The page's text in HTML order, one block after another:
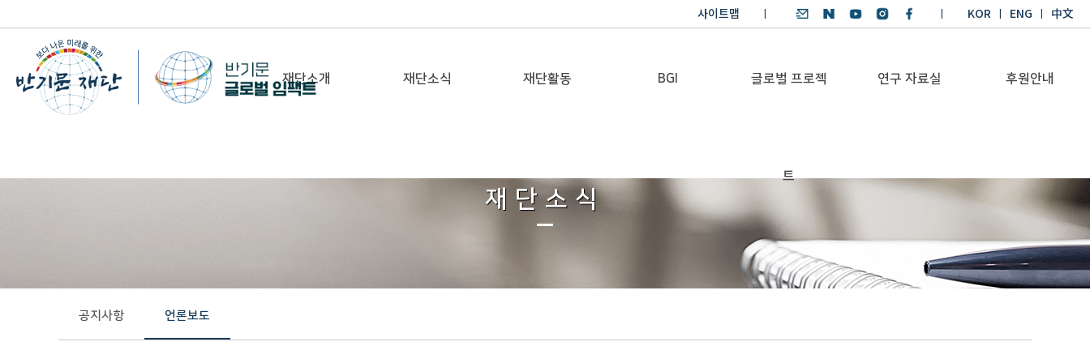
사이트맵 KOR ENG 中文
재단소개 재단소식 재단활동 BGI 글로벌 프로젝
트
연구 자료실 후원안내
행사
갤러리
Platform
Trans-Pacific
Sustainability
Dialogue
SDGs 영어 에세이
기후환경리더
양성과정 수상작
재단소식
공지사항 언론보도